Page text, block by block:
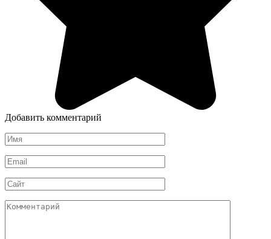
Добавить комментарий
Имя
*
Email
*
Сайт
Комментарий